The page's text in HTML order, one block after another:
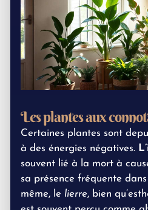
Les plantes aux
Certaines plantes sont
à des énergies négatives.
souvent lié à la mort à
sa présence fréquente
même, le lierre, bien